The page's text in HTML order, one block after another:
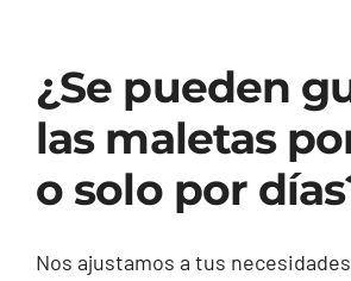
Reseñas
Descubre Zaragoza
Blog
¿Se pueden
las maletas
o solo por
Nos ajustamos a tus